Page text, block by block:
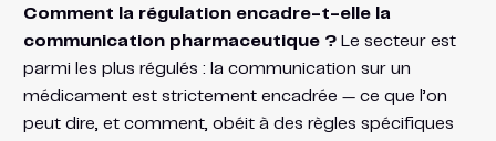
Comment la régulation encadre-t-elle la
communication pharmaceutique ?Le secteur est
parmi les plus régulés : la communication sur un
médicament est strictement encadrée — ce que l’on
peut dire, et comment, obéit à des règles spécifiques